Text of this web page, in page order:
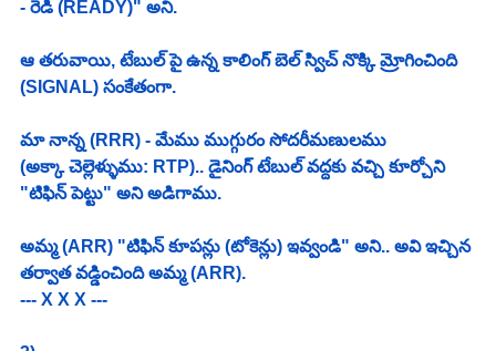
- రెడీ (READY)" అని.
ఆ తరువాయి, టేబుల్ పై ఉన్న కాలింగ్ బెల్ స్విచ్ నొక్కి మ్రోగించింది
(SIGNAL) సంకేతంగా.
మా నాన్న (RRR) - మేము ముగ్గురం సోదరీమణులము
(అక్కా చెల్లెళ్ళుము: RTP).. డైనింగ్ టేబుల్ వద్దకు వచ్చి కూర్చోని
"టిఫిన్ పెట్టు" అని అడిగాము.
అమ్మ (ARR) "టిఫిన్ కూపన్లు (టోకెన్లు) ఇవ్వండి" అని.. అవి ఇచ్చిన
తర్వాత వడ్డించింది అమ్మ (ARR).
--- X X X ---